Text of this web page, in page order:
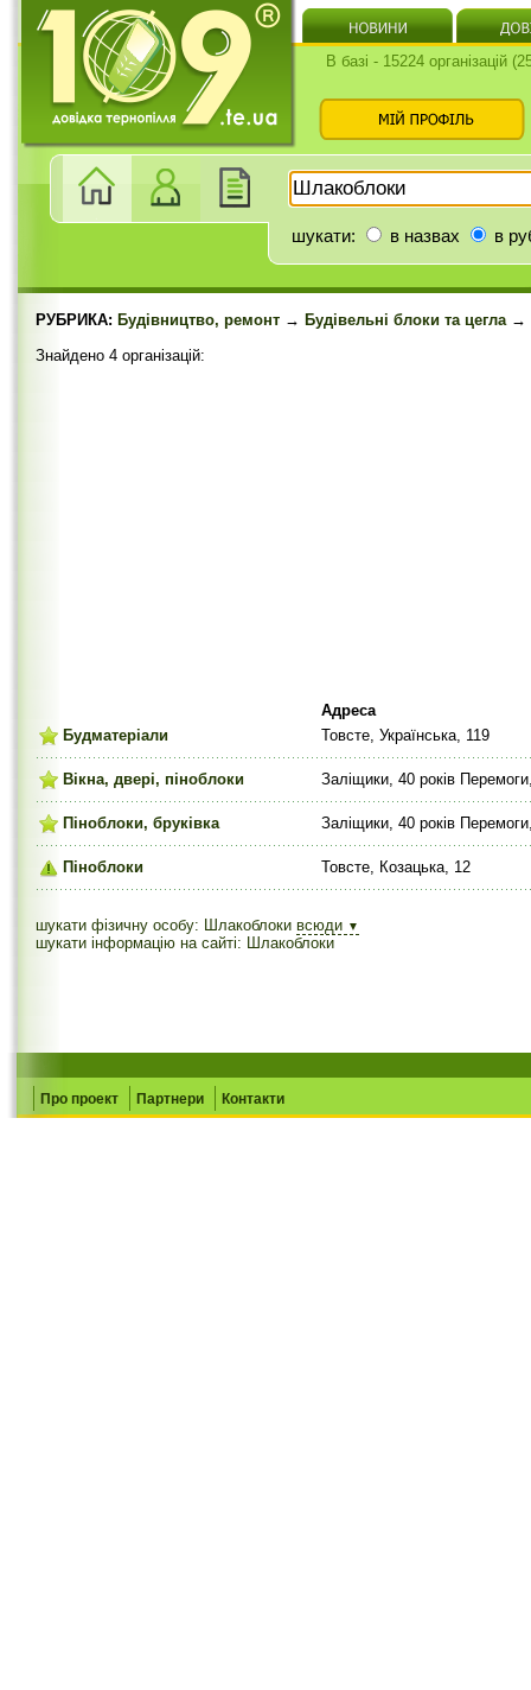
В базі - 15224 організацій
шукати: в назвах в
РУБРИКА: Будівництво, ремонт → Будівельні блоки та цегла→
Знайдено 4 організацій:
Адреса
Будматеріали
Товсте, Українська, 119
Вікна, двері, піноблоки Заліщики, 40 років
Піноблоки, бруківка Заліщики, 40 років
Піноблоки Товсте, Козацька, 12
шукати фізичну особу: Шлакоблоки всюди ▼
шукати інформацію на сайті: Шлакоблоки
Про проект Партнери Контакти